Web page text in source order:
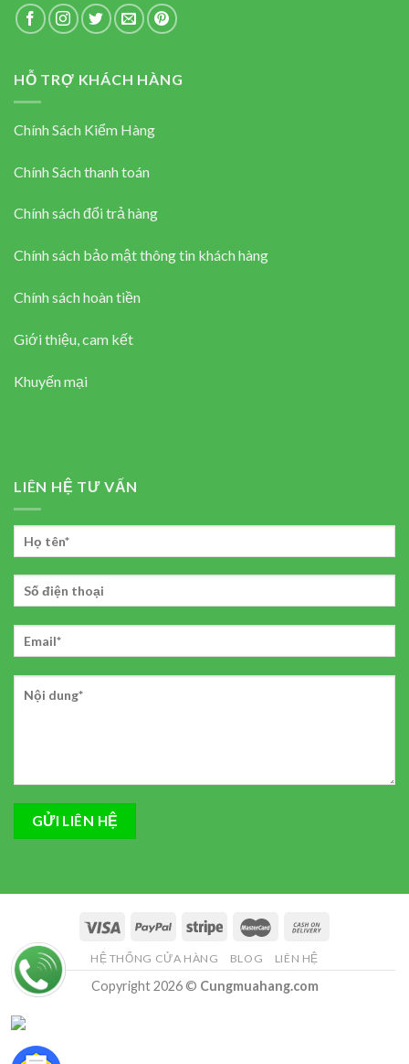
HỖ TRỢ KHÁCH HÀNG
Chính Sách Kiểm Hàng
Chính Sách thanh toán
Chính sách đổi trả hàng
Chính sách bảo mật thông tin khách hàng
Chính sách hoàn tiền
Giới thiệu, cam kết
Khuyến mại
LIÊN HỆ TƯ VẤN
HỆ THỐNG CỬA HÀNG BLOG LIÊN HỆ
Copyright 2026 © Cungmuahang.com